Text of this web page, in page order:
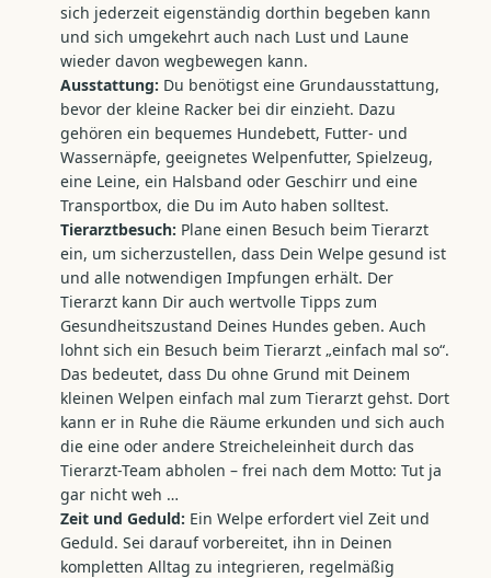
sich jederzeit eigenständig dorthin begeben kann
und sich umgekehrt auch nach Lust und Laune
wieder davon wegbewegen kann.
Ausstattung: Du benötigst eine Grundausstattung,
bevor der kleine Racker bei dir einzieht. Dazu
gehören ein bequemes Hundebett, Futter- und
Wassernäpfe, geeignetes Welpenfutter, Spielzeug,
eine Leine, ein Halsband oder Geschirr und eine
Transportbox, die Du im Auto haben solltest.
Tierarztbesuch: Plane einen Besuch beim Tierarzt
ein, um sicherzustellen, dass Dein Welpe gesund ist
und alle notwendigen Impfungen erhält. Der
Tierarzt kann Dir auch wertvolle Tipps zum
Gesundheitszustand Deines Hundes geben. Auch
lohnt sich ein Besuch beim Tierarzt „einfach mal so“.
Das bedeutet, dass Du ohne Grund mit Deinem
kleinen Welpen einfach mal zum Tierarzt gehst. Dort
kann er in Ruhe die Räume erkunden und sich auch
die eine oder andere Streicheleinheit durch das
Tierarzt-Team abholen – frei nach dem Motto: Tut ja
gar nicht weh …
Zeit und Geduld: Ein Welpe erfordert viel Zeit und
Geduld. Sei darauf vorbereitet, ihn in Deinen
kompletten Alltag zu integrieren, regelmäßig